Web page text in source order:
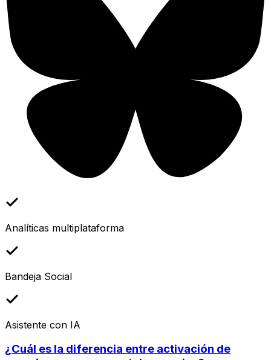
Analíticas multiplataforma
Bandeja Social
Asistente con IA
¿Cuál es la diferencia entre activación de